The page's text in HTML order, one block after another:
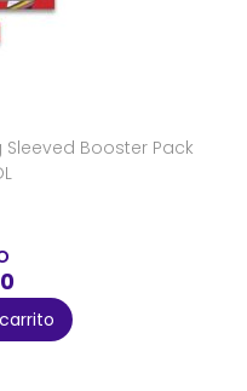
Sleeved Booster Pack